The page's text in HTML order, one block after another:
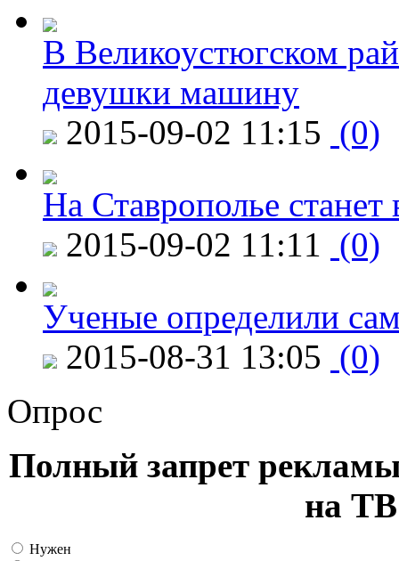
В Великоустюгском
девушки машину
2015-09-02 11:15 (0)
На Ставрополье
2015-09-02 11:11 (0)
Ученые определили
2015-08-31 13:05 (0)
Опрос
Полный запрет
на ТВ
Нужен